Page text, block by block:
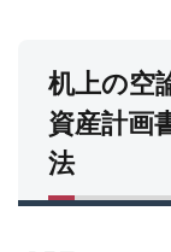
机上の空
資産計画
法